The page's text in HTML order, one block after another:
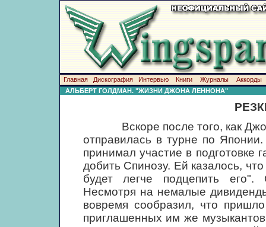
Главная Дискография Интервью Книги Журналы
Аккорды
АЛЬБЕРТ ГОЛДМАН. "ЖИЗНИ ДЖОНА ЛЕННОНА"
Вскоре после того, как Джон
отправилась в турне по
принимал участие в подготовке
добить Спинозу. Ей казалось,
будет легче подцепить его".
Несмотря на немалые
вовремя сообразил, что
приглашенных им же